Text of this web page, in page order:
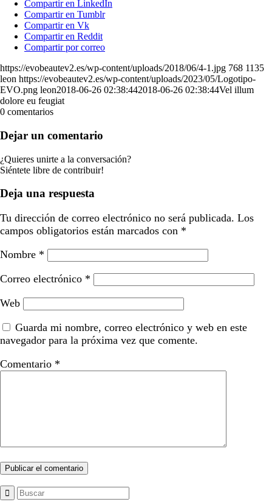
Compartir en LinkedIn
Compartir en Tumblr
Compartir en Vk
Compartir en Reddit
Compartir por correo
https://evobeautev2.es/wp-content/uploads/2018/06/4-1.jpg 768 1135
leon https://evobeautev2.es/wp-content/uploads/2023/05/Logotipo-
EVO.png leon2018-06-26 02:38:442018-06-26 02:38:44Vel illum
dolore eu feugiat
0 comentarios
Dejar un comentario
¿Quieres unirte a la conversación?
Siéntete libre de contribuir!
Deja una respuesta
Tu dirección de correo electrónico no será publicada. Los
campos obligatorios están marcados con *
Nombre *
Correo electrónico *
Web
Guarda mi nombre, correo electrónico y web en este
navegador para la próxima vez que comente.
Comentario *